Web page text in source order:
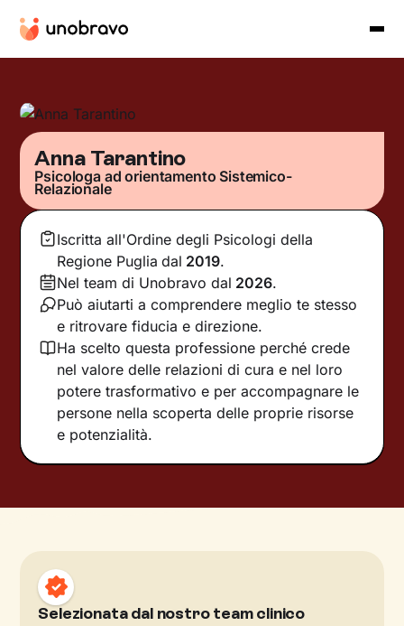
Anna Tarantino
Psicologa ad orientamento Sistemico-
Relazionale
Iscritta all'Ordine degli Psicologi della
Regione Puglia dal 2019.
Nel team di Unobravo dal 2026.
Può aiutarti a comprendere meglio te stesso
e ritrovare fiducia e direzione.
Ha scelto questa professione perché crede
nel valore delle relazioni di cura e nel loro
potere trasformativo e per accompagnare le
persone nella scoperta delle proprie risorse
e potenzialità.
Selezionata dal nostro team clinico